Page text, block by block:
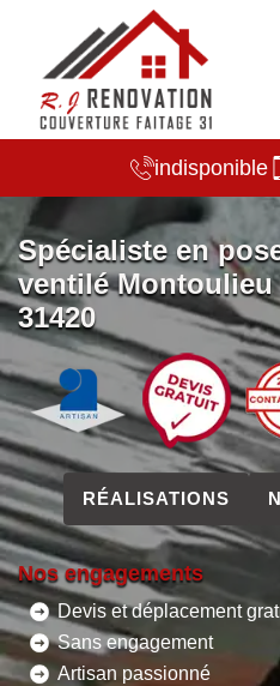
indisponible
Spécialiste en
ventilé Montoulieu
31420
RÉALISATIONS
Nos engagements
Devis et déplacement
Sans engagement
Artisan passionné